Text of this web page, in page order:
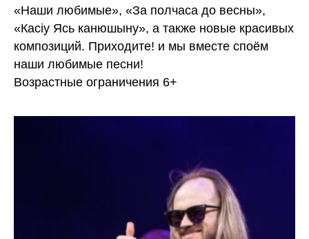
«Наши любимые», «За полчаса до весны»,
«Касiу Ясь канюшыну», а также новые красивых
композиций. Приходите! и мы вместе споём
наши любимые песни!
Возрастные ограничения 6+